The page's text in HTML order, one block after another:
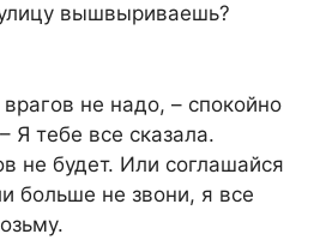
вышвыриваешь?
не надо, – спокойно
Я тебе все сказала.
не будет. Или соглашайся
больше не звони, я все